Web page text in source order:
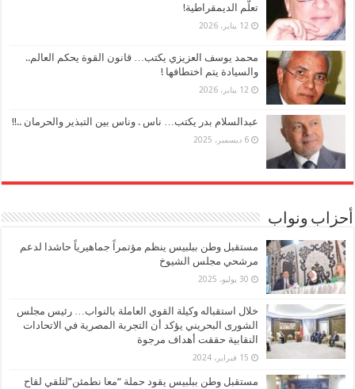
تعلُّم الديمقراطية!
12 يناير، 2026
محمد يوسف العزيزي يكتب… قانون القوة يحكم العالم..
والسيادة يتم اختطافها !
12 يناير، 2026
عبدالسلام بدر يكتب… ناس . وناس بين التبذير والحرمان ..!!
6 ديسمبر، 2025
أحزاب ونواب
مستقبل وطن ببلبيس ينظم مؤتمراً جماهيرياً حاشدا لدعم
مرشحي مجلس الشيوخ
30 يوليو، 2025
خلال استقباله وكيلة القوي العاملة بالنواب… رئيس مجلس
الشورى البحريني يؤكد أن التجربة المصرية في الاتحادات
النقابية حققت أهداف مرجوة
15 فبراير، 2024
مستقبل وطن ببلبيس يقود حملة “معا نطمئن”لتلقي لقاح